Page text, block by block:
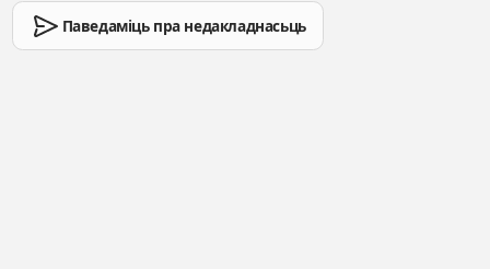
Паведаміць пра недакладнасьць